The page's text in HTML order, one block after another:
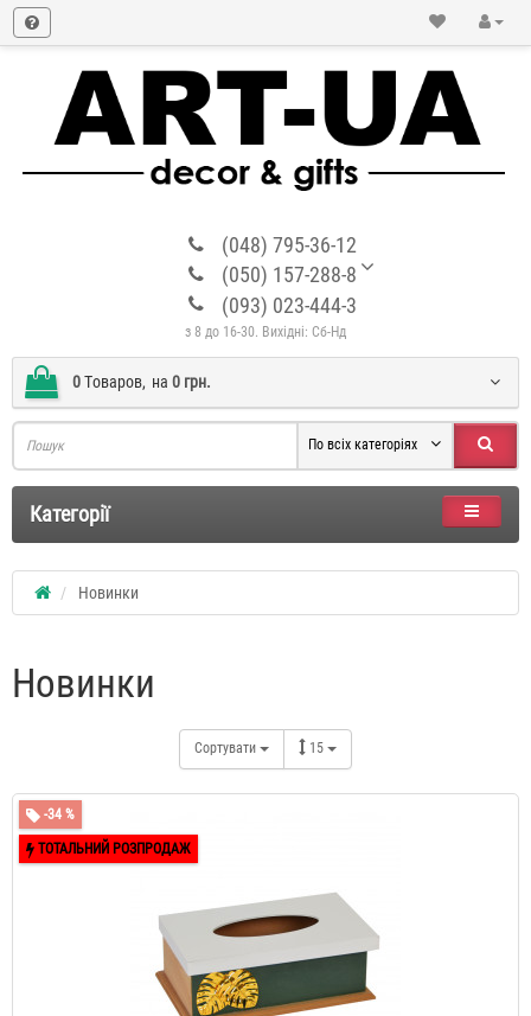
(048) 795-36-12
(050) 157-288-8
(093) 023-444-3
з 8 до 16-30. Вихідні: Сб-Нд
0Tоваров, на 0 грн.
По всіх категоріях
Категорії
Новинки
Новинки
Сортувати 15
-34 %
ТОТАЛЬНИЙ РОЗПРОДАЖ